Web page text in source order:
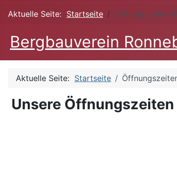
Aktuelle Seite: Startseite Öffnungszeiten
Bergbauverein
Aktuelle Seite: Startseite
Unsere Öffnungszeiten